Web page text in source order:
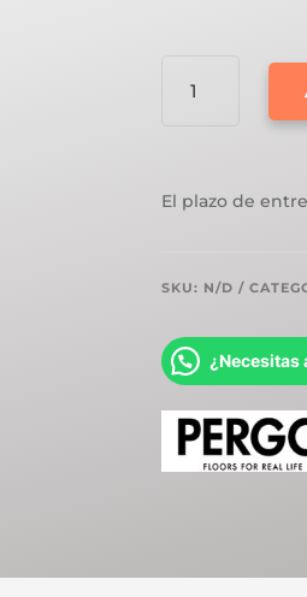
ODENSE
El plazo de
SKU: N/D
¿Necesitas